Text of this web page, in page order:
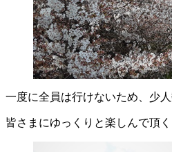
一度に全員は行けないため、少
皆さまにゆっくりと楽しんで頂く